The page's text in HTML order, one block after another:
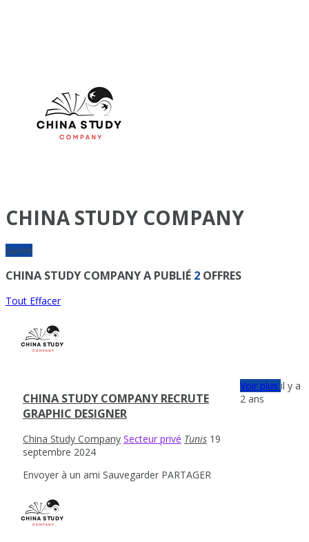
CHINA STUDY COMPANY
Suivre
CHINA STUDY COMPANY A PUBLIÉ 2 OFFRES
Tout Effacer
CHINA STUDY COMPANY RECRUTE
GRAPHIC DESIGNER
China Study Company Secteur privé Tunis 19
septembre 2024
Envoyer à un ami Sauvegarder PARTAGER
Voir plusil y a
2 ans